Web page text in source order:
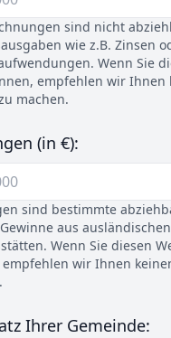
sind nicht
wie z.B. Zinsen
Wenn Sie
empfehlen wir Ihnen
machen.
(in €):
sind bestimmte
aus ausländischen
Wenn Sie diesen
empfehlen wir Ihnen
Ihrer Gemeinde: